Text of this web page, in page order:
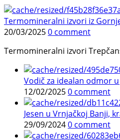
Termomineralni izvori iz
20/03/20250 comment
Termomineralni izvori
Vodič za idealan odmor u
12/02/20250 comment
Jesen u Vrnjačkoj Banji,
29/09/20240 comment